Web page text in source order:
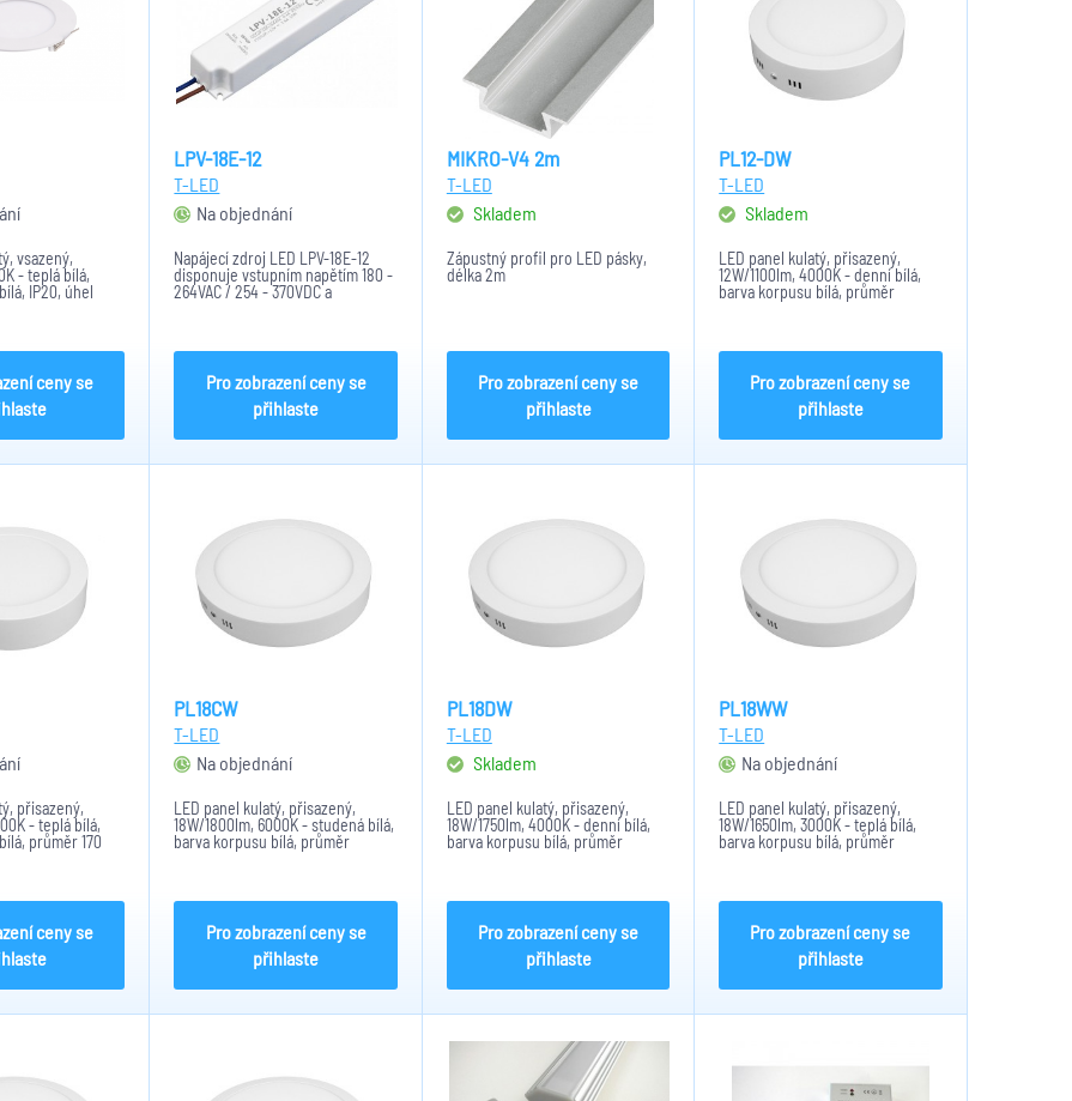
vsazený,
- teplá bílá,
IP20, úhel
80, materiál
ceny se
LPV-18E-12
T-LED
Na objednání
Napájecí zdroj LED LPV-18E-12
disponuje vstupním napětím 180 -
264VAC / 254 - 370VDC a
Rozměry zdroje jsou 140 x 30 x...
Pro zobrazení ceny se
přihlaste
MIKRO-V4 2m
T-LED
Skladem
Zápustný profil pro LED pásky,
délka 2m
Pro zobrazení ceny se
přihlaste
PL12-DW
T-LED
Skladem
LED panel kulatý, přisazený,
12W/1100lm, 4000K - denní bílá,
barva korpusu bílá, průměr
Pro zobrazení ceny se
přihlaste
přisazený,
- teplá bílá,
průměr 170
IP20.
ceny se
PL18CW
T-LED
Na objednání
LED panel kulatý, přisazený,
18W/1800lm, 6000K - studená bílá,
barva korpusu bílá, průměr
Pro zobrazení ceny se
přihlaste
PL18DW
T-LED
Skladem
LED panel kulatý, přisazený,
18W/1750lm, 4000K - denní bílá,
barva korpusu bílá, průměr
Pro zobrazení ceny se
přihlaste
PL18WW
T-LED
Na objednání
LED panel kulatý, přisazený,
18W/1650lm, 3000K - teplá bílá,
barva korpusu bílá, průměr
Pro zobrazení ceny se
přihlaste